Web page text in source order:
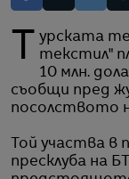
Турската текстилна компания "Къванч
текстил"
10 млн.
съобщи пред
посолството
Той участва в
пресклуба на